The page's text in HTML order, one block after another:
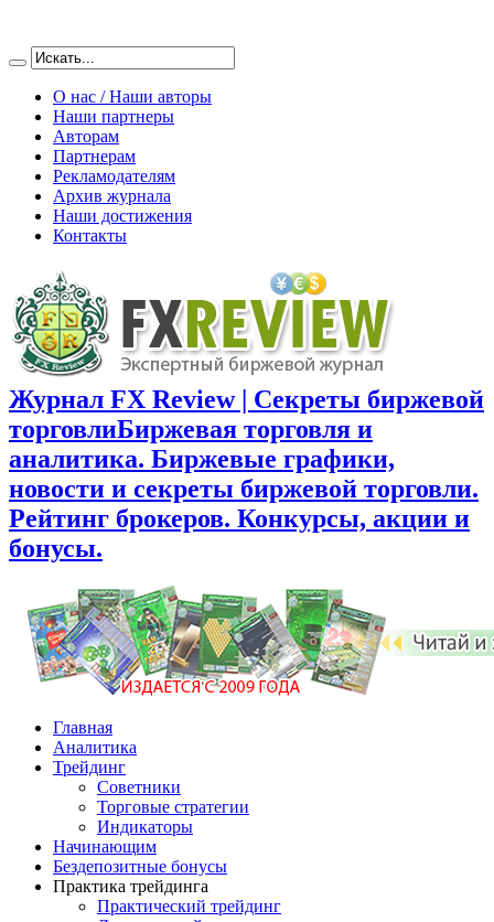
О нас / Наши авторы
Наши партнеры
Авторам
Партнерам
Рекламодателям
Архив журнала
Наши достижения
Контакты
Журнал FX Review | Секреты биржевой
торговлиБиржевая торговля и
аналитика. Биржевые графики,
новости и секреты биржевой торговли.
Рейтинг брокеров. Конкурсы, акции и
бонусы.
Главная
Аналитика
Трейдинг
Советники
Торговые стратегии
Индикаторы
Начинающим
Бездепозитные бонусы
Практика трейдинга
Практический трейдинг